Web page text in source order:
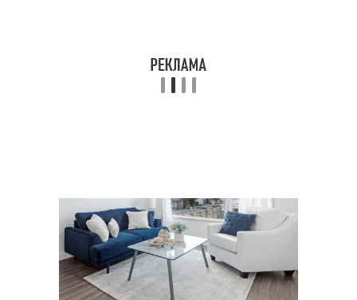
Идеи для сада Бюджетные идеи